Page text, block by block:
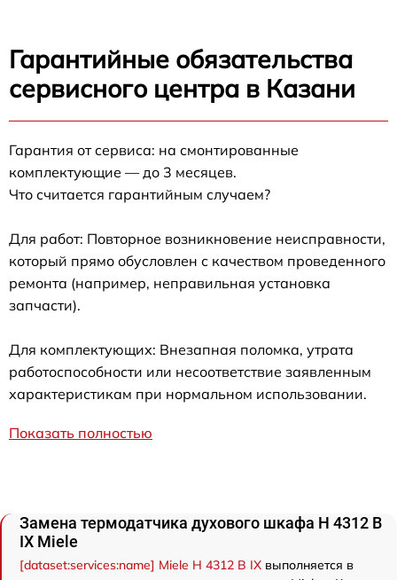
Гарантийные обязательства
сервисного центра в Казани
Гарантия от сервиса: на смонтированные
комплектующие — до 3 месяцев.
Что считается гарантийным случаем?
Для работ: Повторное возникновение неисправности,
который прямо обусловлен с качеством проведенного
ремонта (например, неправильная установка
запчасти).
Для комплектующих: Внезапная поломка, утрата
работоспособности или несоответствие заявленным
характеристикам при нормальном использовании.
Показать полностью
Замена термодатчика духового шкафа H 4312 B
IX Miele
[dataset:services:name] Miele H 4312 B IX выполняется в